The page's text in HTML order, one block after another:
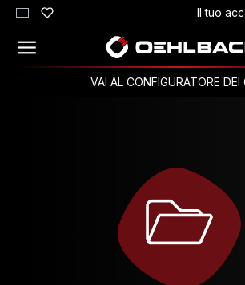
Passa al contenuto principale Il tuo
VAI AL CONFIGURATORE DEI